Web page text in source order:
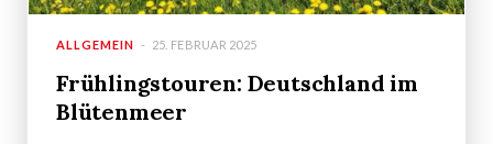
ALLGEMEIN 25. FEBRUAR 2025
Frühlingstouren: Deutschland im
Blütenmeer